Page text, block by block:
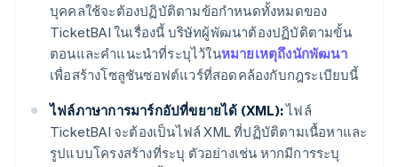
บุคคลใช้จะต้องปฏิบัติตามข้อกำหนดทั้งหมดของ
TicketBAI ในเรื่องนี้ บริษัทผู้พัฒนาต้องปฏิบัติตามขั้น
ตอนและคำแนะนำที่ระบุไว้ในหมายเหตุถึงนักพัฒนา
เพื่อสร้างโซลูชันซอฟต์แวร์ที่สอดคล้องกับกฎระเบียบนี้
ไฟล์ภาษาการมาร์กอัปที่ขยายได้ (XML):ไฟล์
TicketBAI จะต้องเป็นไฟล์ XML ที่ปฏิบัติตามเนื้อหาและ
รูปแบบโครงสร้างที่ระบุ ตัวอย่างเช่น หากมีการระบุ